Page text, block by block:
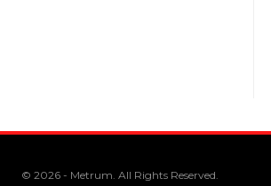
© 2026 - Metrum. All Rights Reserved.